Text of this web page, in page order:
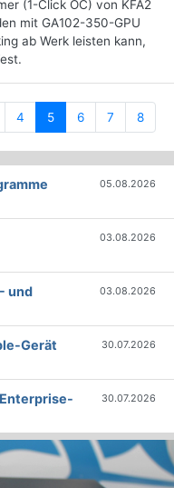
(1-Click OC) von KFA2
mit GA102-350-GPU
ab Werk leisten kann,
4 5(current)
6 7 8
05.08.2026
03.08.2026
und
03.08.2026
Gerät
30.07.2026
30.07.2026